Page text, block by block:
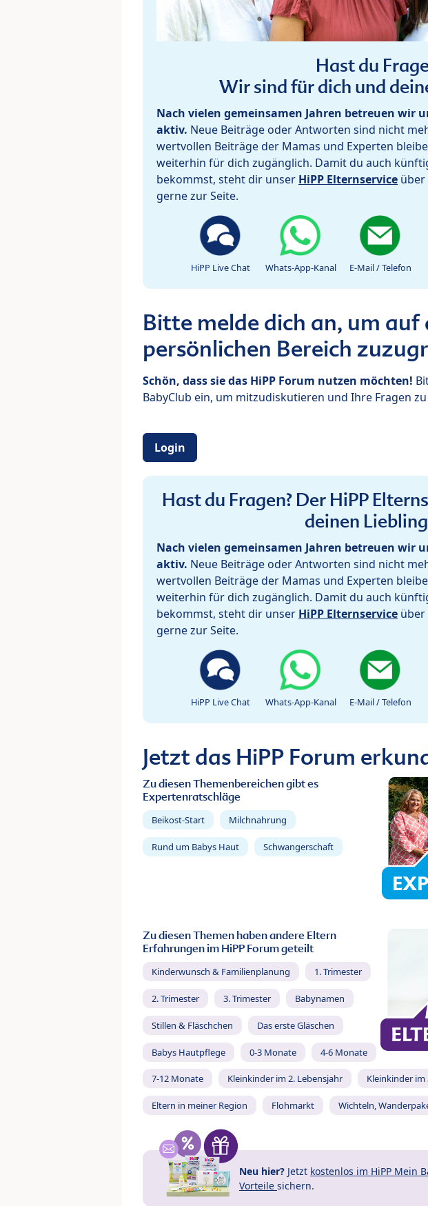
Hast du
Wir sind für dich und
Nach vielen gemeinsamen Jahren betreuen wir
aktiv. Neue Beiträge oder Antworten sind nicht
wertvollen Beiträge der Mamas und Experten
weiterhin für dich zugänglich. Damit du auch
bekommst, steht dir unser HiPP Elternservice über
gerne zur Seite.
HiPP Live Chat Whats-App-Kanal E-Mail / Telefon
Bitte melde dich an, um auf
persönlichen Bereich
Schön, dass sie das HiPP Forum nutzen möchten!
BabyClub ein, um mitzudiskutieren und Ihre Fragen
Login
Hast du Fragen? Der HiPP
deinen
Nach vielen gemeinsamen Jahren betreuen wir
aktiv. Neue Beiträge oder Antworten sind nicht
wertvollen Beiträge der Mamas und Experten
weiterhin für dich zugänglich. Damit du auch
bekommst, steht dir unser HiPP Elternservice über
gerne zur Seite.
HiPP Live Chat Whats-App-Kanal E-Mail / Telefon
Jetzt das HiPP Forum
Zu diesen Themenbereichen gibt es
Expertenratschläge
Beikost-Start Milchnahrung
Rund um Babys Haut Schwangerschaft
Zu diesen Themen haben andere Eltern
Erfahrungen im HiPP Forum geteilt
Kinderwunsch & Familienplanung 1. Trimester
2. Trimester 3. Trimester Babynamen
Stillen & Fläschchen Das erste Gläschen
Babys Hautpflege 0-3 Monate 4-6 Monate
7-12 Monate Kleinkinder im 2. Lebensjahr Kleinkinder im
Eltern in meiner Region Flohmarkt Wichteln,
Neu hier? Jetzt kostenlos im HiPP Mein
Vorteile sichern.